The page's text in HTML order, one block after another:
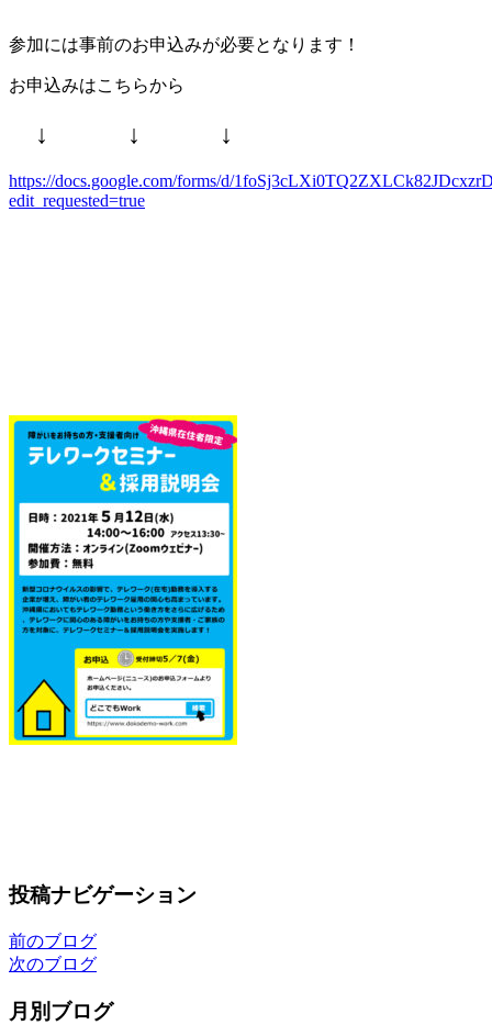
参加には事前のお申込みが必要となります！
お申込みはこちらから
↓ ↓ ↓
https://docs.google.com/forms/d/
edit_requested=true
投稿ナビゲーション
前のブログ
次のブログ
月別ブログ